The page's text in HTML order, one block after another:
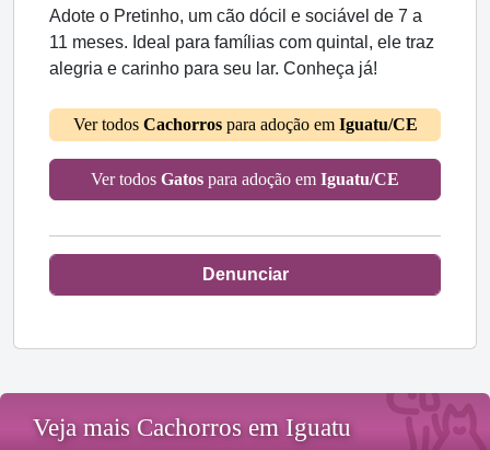
Adote o Pretinho, um cão dócil e sociável de 7 a
11 meses. Ideal para famílias com quintal, ele traz
alegria e carinho para seu lar. Conheça já!
Ver todos Cachorrospara adoção em Iguatu/CE
Ver todos Gatos para adoção em Iguatu/CE
Denunciar
Veja mais Cachorros em Iguatu